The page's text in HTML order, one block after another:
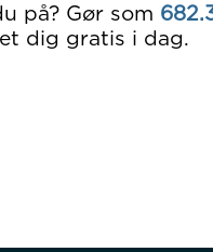
på? Gør som
dig gratis i dag.